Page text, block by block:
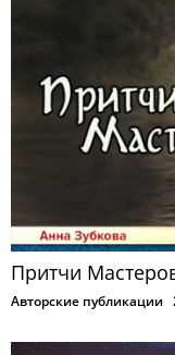
Притчи
Авторские публикации